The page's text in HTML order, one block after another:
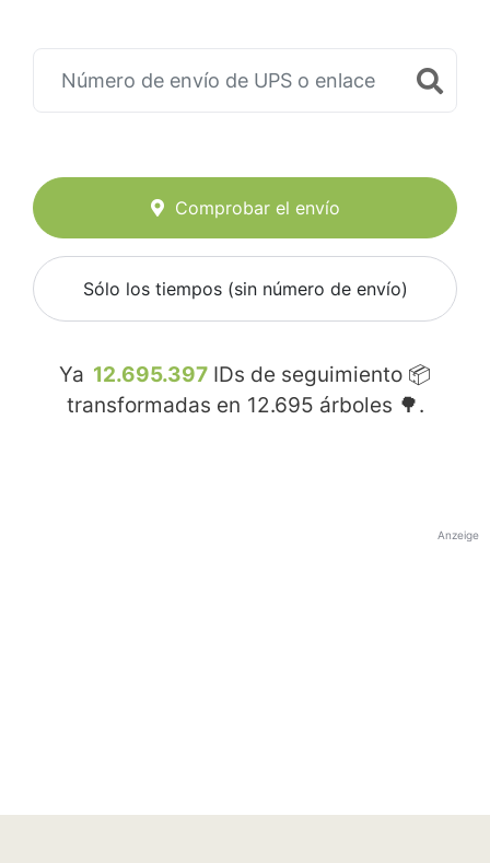
Comprobar el envío
Sólo los tiempos (sin número de envío)
Ya 12.695.397 IDs de seguimiento 📦
transformadas en 12.695 árboles 🌳.
Anzeige